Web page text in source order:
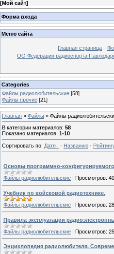
[Мой сайт]
Форма входа
Меню сайта
Главная страница
ОО Федерация радиоспорта
Categories
Файлы радиолюбительские [58]
Файлы прочие [21]
Главная » Файлы » Файлы
В категории материалов: 58
Показано материалов: 1-10
Сортировать по: Дате · Названию ·
Основы программно-конфигурируемого
Файлы радиолюбительские
Просмотров:
Учебник по войсковой радиотехнике.
Файлы радиолюбительские | Просмотров:
Правила эксплуатации
Файлы радиолюбительские | Просмотров:
Энциклопедия радиолюбителя.